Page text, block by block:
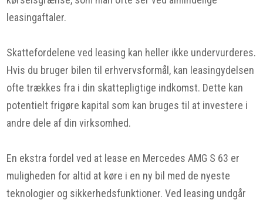
leasingaftaler.
Skattefordelene ved leasing kan heller ikke undervurderes.
Hvis du bruger bilen til erhvervsformål, kan leasingydelsen
ofte trækkes fra i din skattepligtige indkomst. Dette kan
potentielt frigøre kapital som kan bruges til at investere i
andre dele af din virksomhed.
En ekstra fordel ved at lease en Mercedes AMG S 63 er
muligheden for altid at køre i en ny bil med de nyeste
teknologier og sikkerhedsfunktioner. Ved leasing undgår